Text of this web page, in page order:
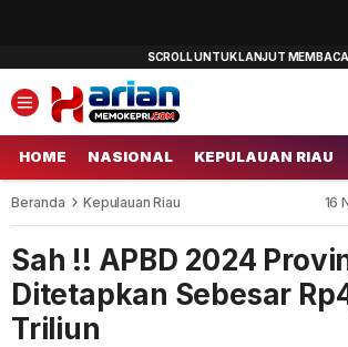
HOME NASIONAL KEPULAUAN RIAU
Beranda Kepulauan Riau 16
Sah !! APBD 2024
Ditetapkan Sebesar
Triliun